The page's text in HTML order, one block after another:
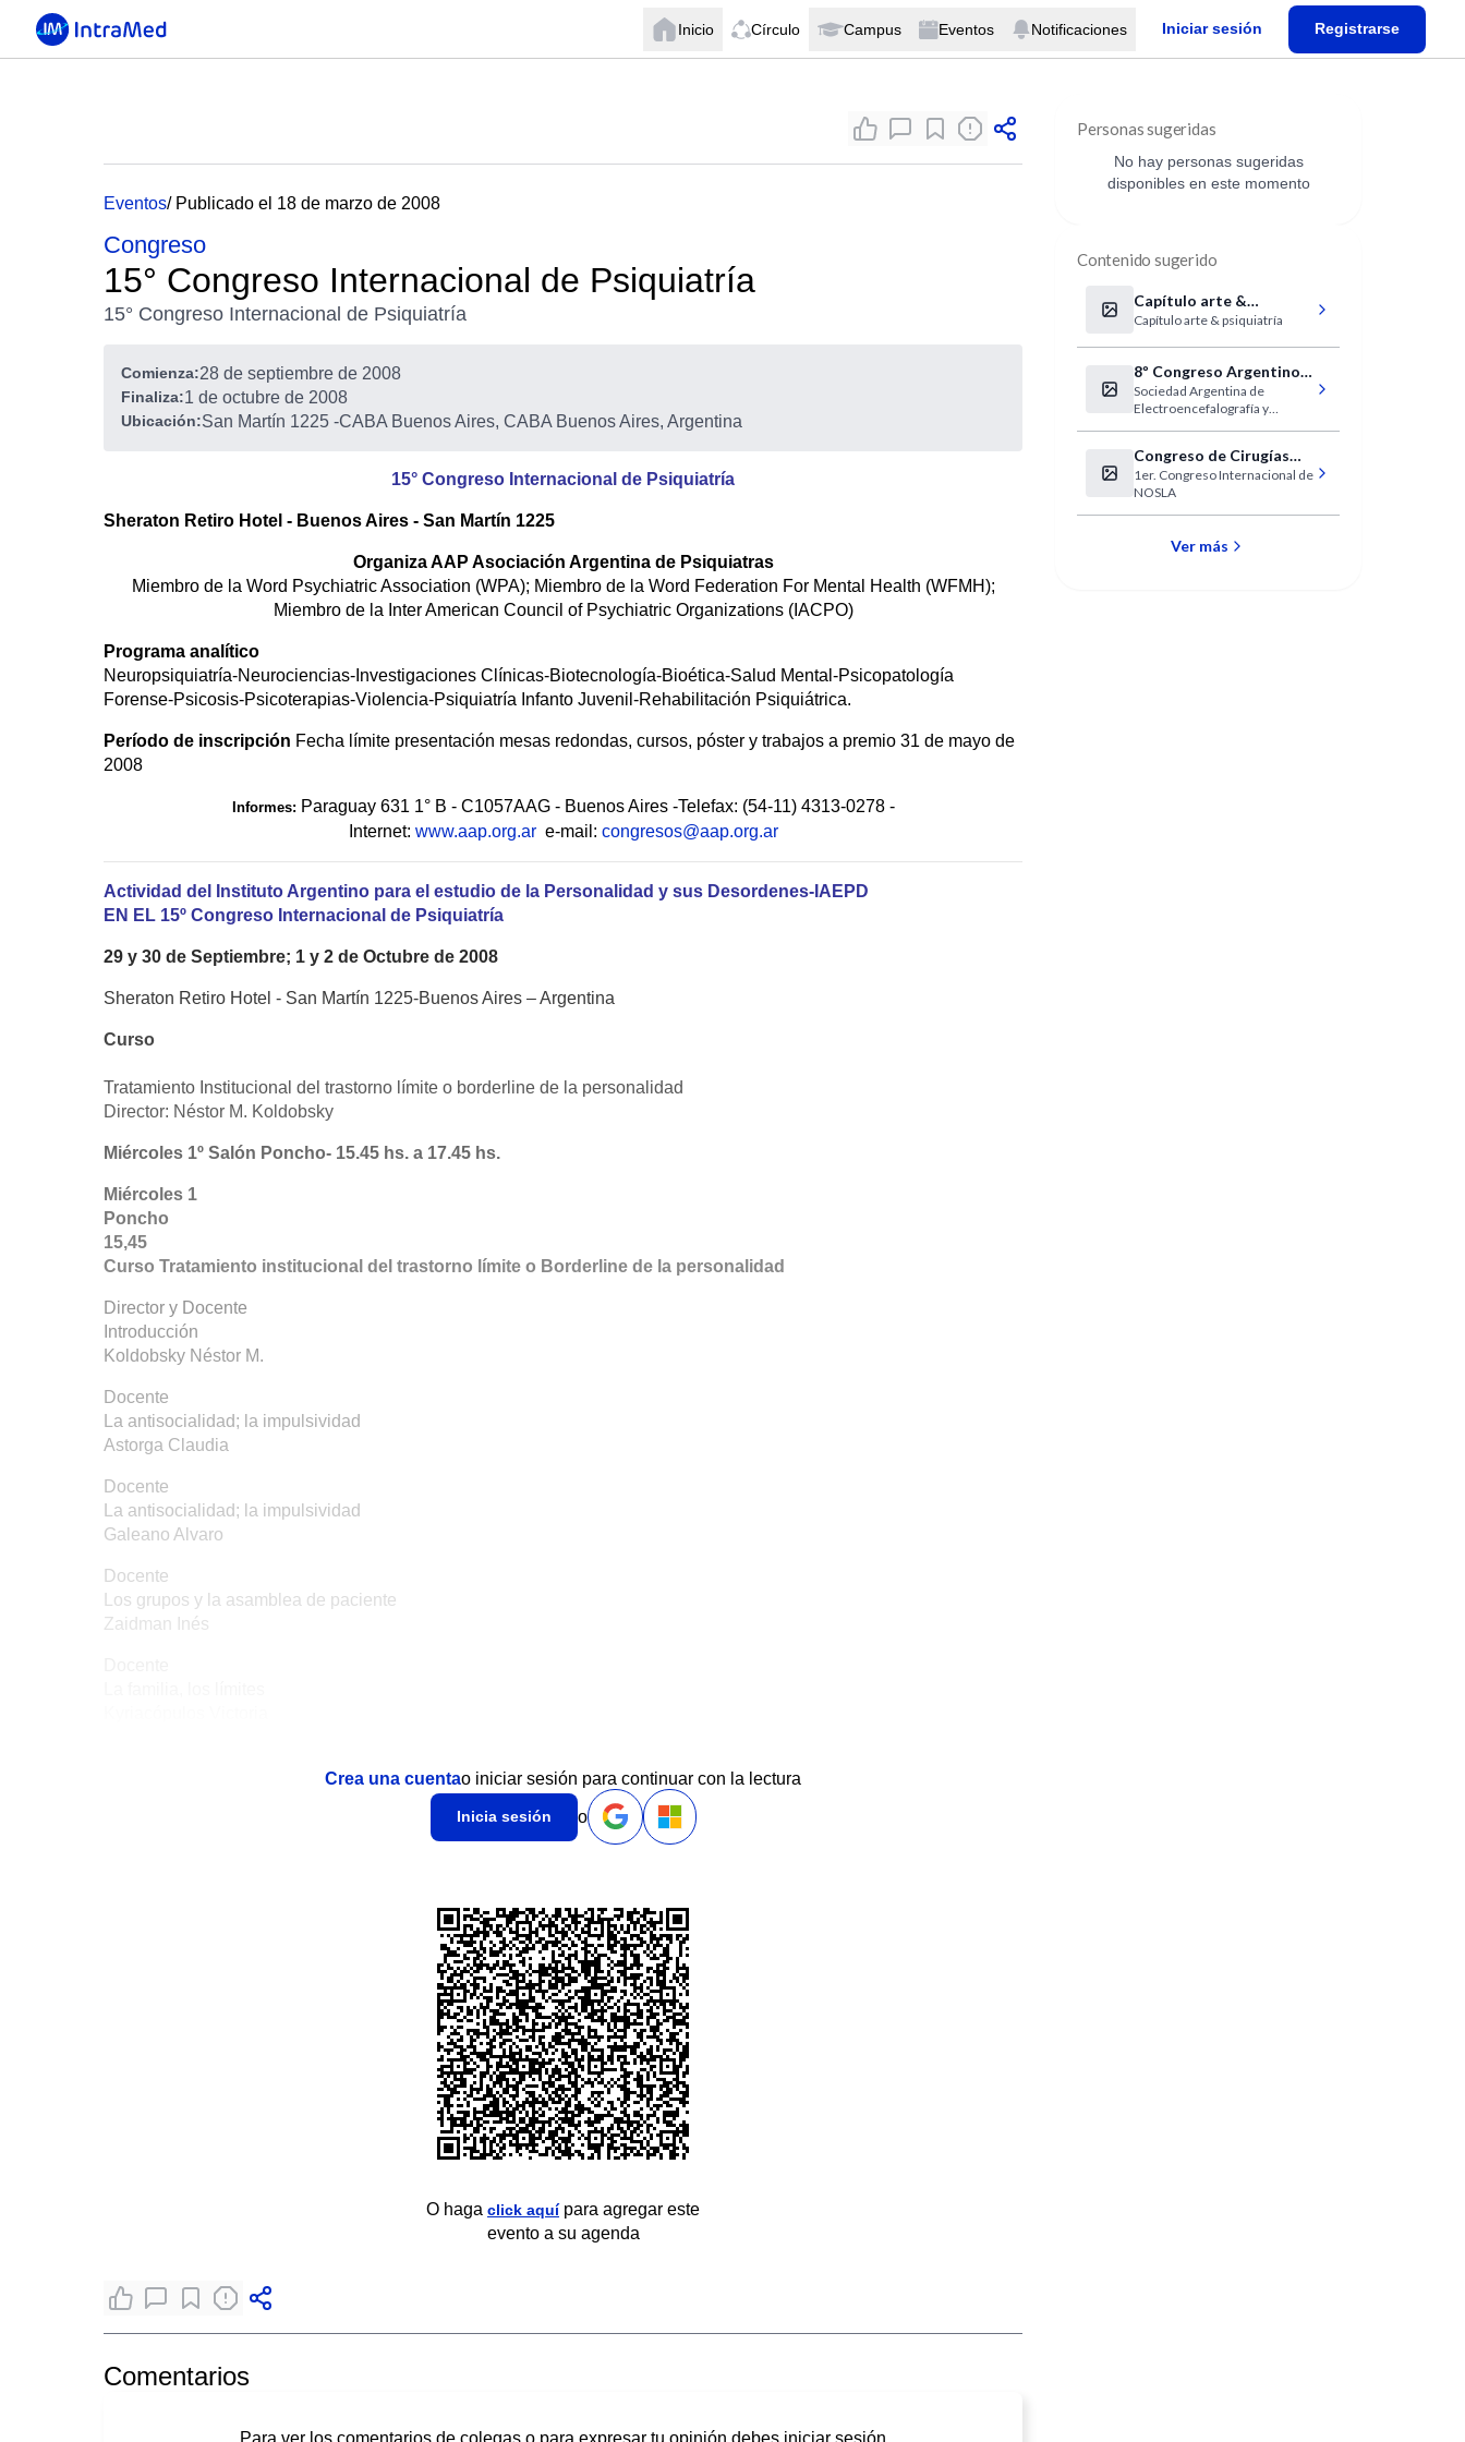
Inicio Círculo Campus Eventos Notificaciones Iniciar sesión Registrarse
Eventos/ Publicado el 18 de marzo de 2008
Congreso
15° Congreso Internacional de Psiquiatría
15° Congreso Internacional de Psiquiatría
Comienza:28 de septiembre de 2008
Finaliza:1 de octubre de 2008
Ubicación:San Martín 1225 -CABA Buenos Aires, CABA Buenos Aires, Argentina
15° Congreso Internacional de Psiquiatría
Sheraton Retiro Hotel - Buenos Aires - San Martín 1225
Organiza AAP Asociación Argentina de Psiquiatras
Miembro de la Word Psychiatric Association (WPA); Miembro de la Word Federation For Mental Health (WFMH);
Miembro de la Inter American Council of Psychiatric Organizations (IACPO)
Programa analítico
Neuropsiquiatría-Neurociencias-Investigaciones Clínicas-Biotecnología-Bioética-Salud Mental-Psicopatología
Forense-Psicosis-Psicoterapias-Violencia-Psiquiatría Infanto Juvenil-Rehabilitación Psiquiátrica.
Período de inscripción Fecha límite presentación mesas redondas, cursos, póster y trabajos a premio 31 de mayo de
2008
Informes: Paraguay 631 1° B - C1057AAG - Buenos Aires -Telefax: (54-11) 4313-0278 -
Internet: www.aap.org.are-mail: congresos@aap.org.ar
Actividad del Instituto Argentino para el estudio de la Personalidad y sus Desordenes-IAEPD
EN EL 15º Congreso Internacional de Psiquiatría
29 y 30 de Septiembre; 1 y 2 de Octubre de 2008
Sheraton Retiro Hotel - San Martín 1225-Buenos Aires – Argentina
Curso
Tratamiento Institucional del trastorno límite o borderline de la personalidad
Director: Néstor M. Koldobsky
Miércoles 1º Salón Poncho- 15.45 hs. a 17.45 hs.
Miércoles 1
Poncho
15,45
Curso Tratamiento institucional del trastorno límite o Borderline de la personalidad
Director y Docente
Introducción
Koldobsky Néstor M.
Docente
La antisocialidad; la impulsividad
Astorga Claudia
Docente
La antisocialidad; la impulsividad
Galeano Alvaro
Docente
Los grupos y la asamblea de paciente
Zaidman Inés
Crea una cuentao iniciar sesión para continuar con la lectura
Inicia sesión o
O haga click aquípara agregar este
evento a su agenda
Comentarios
Para ver los comentarios de colegas o para expresar tu opinión debes iniciar sesión
Personas sugeridas
No hay personas sugeridas
disponibles en este momento
Contenido sugerido
Capítulo arte &
psiquiatría
Capítulo arte & psiquiatría
8º Congreso Argentino
de Neurofisiología
Clínica
Sociedad Argentina de
Electroencefalografía y
Congreso de Cirugías
por orificios naturales y
por incisión única
1er. Congreso Internacional de
NOSLA
Ver más